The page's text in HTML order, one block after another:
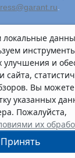
СЕРВИС-
улучшения и
сайта,
Вы можете
указанных
Пожалуйста,
их
Принять